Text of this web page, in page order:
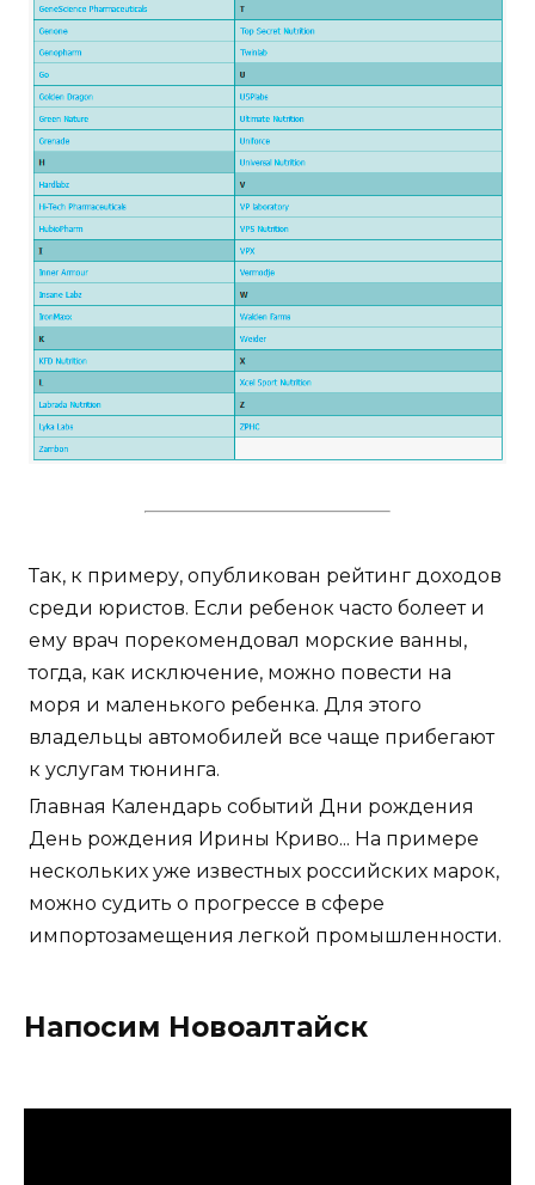
Так, к примеру, опубликован рейтинг доходов
среди юристов. Если ребенок часто болеет и
ему врач порекомендовал морские ванны,
тогда, как исключение, можно повести на
моря и маленького ребенка. Для этого
владельцы автомобилей все чаще прибегают
к услугам тюнинга.
Главная Календарь событий Дни рождения
День рождения Ирины Криво... На примере
нескольких уже известных российских марок,
можно судить о прогрессе в сфере
импортозамещения легкой промышленности.
Напосим Новоалтайск